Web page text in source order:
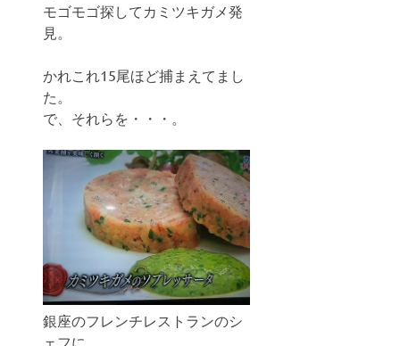
モゴモゴ探してカミツキガメ発
見。
かれこれ15尾ほど捕まえてまし
た。
で、それらを・・・。
銀座のフレンチレストランのシ
ェフに